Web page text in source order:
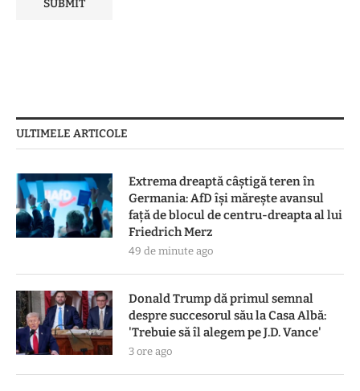
ULTIMELE ARTICOLE
Extrema dreaptă câștigă teren în
Germania: AfD își mărește avansul
față de blocul de centru-dreapta al lui
Friedrich Merz
49 de minute ago
Donald Trump dă primul semnal
despre succesorul său la Casa Albă:
'Trebuie să îl alegem pe J.D. Vance'
3 ore ago